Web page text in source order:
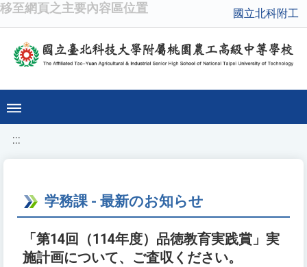
移至網頁之主要內容區位置 國立北科附工
:::
学務課 - 最新のお知らせ
「第14回（114年度）品徳教育実践賞」実
施計画について、ご査収ください。